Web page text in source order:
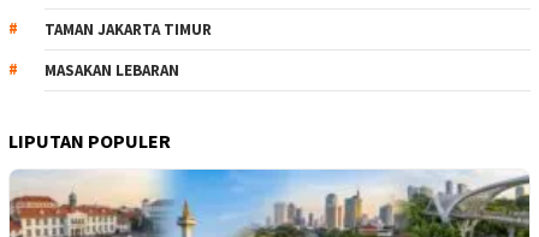
TAMAN JAKARTA TIMUR
MASAKAN LEBARAN
LIPUTAN POPULER